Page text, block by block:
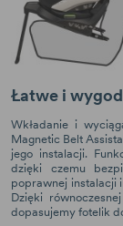
Łatwe i
Wkładanie i
Magnetic Belt
jego instalacji.
dzięki czemu
poprawnej instalacji
Dzięki
dopasujemy fotelik